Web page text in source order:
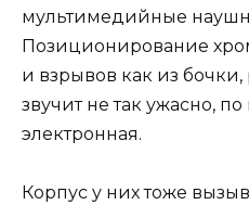
мультимедийные
Позиционирование
и взрывов как из бочки,
звучит не так ужасно,
электронная.
Корпус у них тоже